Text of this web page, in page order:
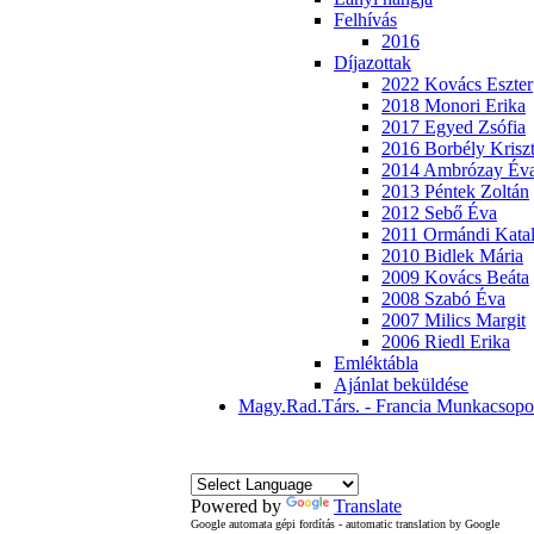
Felhívás
2016
Díjazottak
2022 Kovács Eszter
2018 Monori Erika
2017 Egyed Zsófia
2016 Borbély
2014 Ambrózay
2013 Péntek Zoltán
2012 Sebő Éva
2011 Ormándi
2010 Bidlek Mária
2009 Kovács Beáta
2008 Szabó Éva
2007 Milics Margit
2006 Riedl Erika
Emléktábla
Ajánlat beküldése
Magy.Rad.Társ. - Francia
Powered by Translate
Google automata gépi fordítás - automatic translation by Google